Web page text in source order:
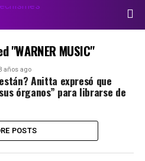
"WARNER MUSIC"
años ago
Anitta expresó que
órganos” para librarse de
POSTS